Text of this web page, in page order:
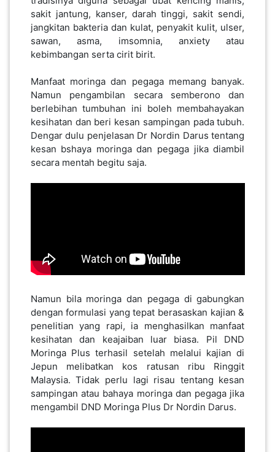
sakit jantung, kanser, darah tinggi, sakit sendi,
jangkitan bakteria dan kulat, penyakit kulit, ulser,
sawan, asma, imsomnia, anxiety atau
kebimbangan serta cirit birit.
Manfaat moringa dan pegaga memang banyak.
Namun pengambilan secara semberono dan
berlebihan tumbuhan ini boleh membahayakan
kesihatan dan beri kesan sampingan pada tubuh.
Dengar dulu penjelasan Dr Nordin Darus tentang
kesan bshaya moringa dan pegaga jika diambil
secara mentah begitu saja.
​​​​Namun bila moringa dan pegaga di gabungkan
dengan formulasi yang tepat berasaskan kajian &
penelitian yang rapi, ia menghasilkan manfaat
kesihatan dan keajaiban luar biasa. Pil DND
Moringa Plus terhasil setelah melalui kajian di
Jepun melibatkan kos ratusan ribu Ringgit
Malaysia. Tidak perlu lagi risau tentang kesan
sampingan atau bahaya moringa dan pegaga jika
mengambil DND Moringa Plus Dr Nordin Darus.
BENDA(1)
LAIN-
KEPERLUAN(16)
SELECT NEGERI
KELANTAN(22)
PERAK(41)
NEGERI
SEMBILAN(10)
KEDAH(13)